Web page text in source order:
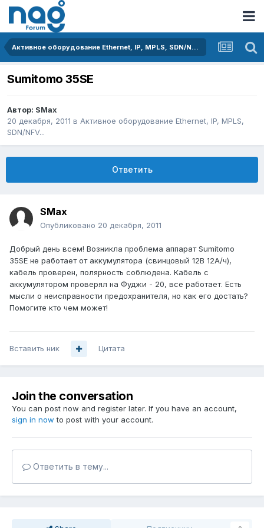
Активное оборудование Ethernet, IP, MPLS, SDN/NFV...
Sumitomo 35SE
Автор: SMax
20 декабря, 2011 в Активное оборудование Ethernet, IP, MPLS,
SDN/NFV...
Ответить
SMax
Опубликовано 20 декабря, 2011
Добрый день всем! Возникла проблема аппарат Sumitomo
35SE не работает от аккумулятора (свинцовый 12В 12А/ч),
кабель проверен, полярность соблюдена. Кабель с
аккумулятором проверял на Фуджи - 20, все работает. Есть
мысли о неисправности предохранителя, но как его достать?
Помогите кто чем может!
Вставить ник Цитата
Join the conversation
You can post now and register later. If you have an account,
sign in now to post with your account.
Ответить в тему...